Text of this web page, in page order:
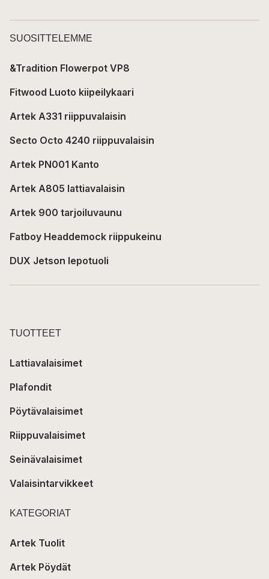
SUOSITTELEMME
&Tradition Flowerpot VP8
Fitwood Luoto kiipeilykaari
Artek A331 riippuvalaisin
Secto Octo 4240 riippuvalaisin
Artek PN001 Kanto
Artek A805 lattiavalaisin
Artek 900 tarjoiluvaunu
Fatboy Headdemock riippukeinu
DUX Jetson lepotuoli
TUOTTEET
Lattiavalaisimet
Plafondit
Pöytävalaisimet
Riippuvalaisimet
Seinävalaisimet
Valaisintarvikkeet
KATEGORIAT
Artek Tuolit
Artek Pöydät